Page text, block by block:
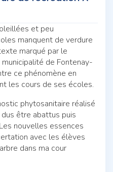
et peu
manquent de verdure
marqué par le
de Fontenay-
ce phénomène en
les cours de ses écoles.
phytosanitaire réalisé
être abattus puis
nouvelles essences
avec les élèves
dans ma cour